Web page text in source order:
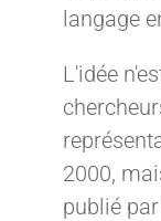
langage
L'idée
2000,
publié